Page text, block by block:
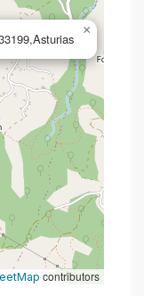
×
contributors